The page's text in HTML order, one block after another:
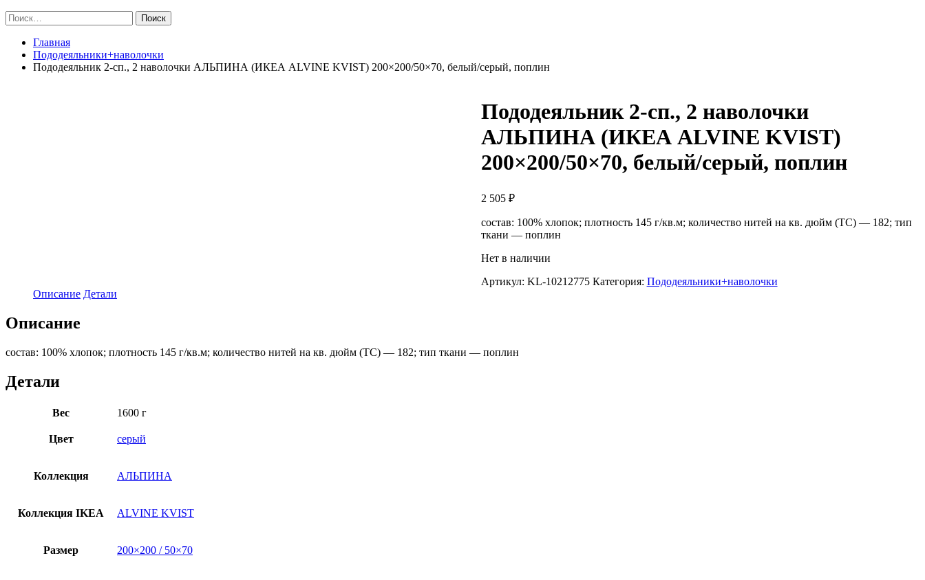
Найти:
Главная
Пододеяльники+наволочки
Пододеяльник 2-сп., 2 наволочки АЛЬПИНА (ИКЕА ALVINE KVIST) 200×200/50×70, белый/серый, поплин
Пододеяльник 2-сп., 2 наволочки
АЛЬПИНА (ИКЕА ALVINE KVIST)
200×200/50×70, белый/серый, поплин
2 505 ₽
состав: 100% хлопок; плотность 145 г/кв.м; количество нитей на кв. дюйм (TC) — 182; тип
ткани — поплин
Нет в наличии
Артикул: KL-10212775 Категория: Пододеяльники+наволочки
Описание Детали
Описание
состав: 100% хлопок; плотность 145 г/кв.м; количество нитей на кв. дюйм (TC) — 182; тип ткани — поплин
Детали
Вес 1600 г
Цвет серый
Коллекция АЛЬПИНА
Коллекция IKEA ALVINE KVIST
Размер 200×200 / 50×70